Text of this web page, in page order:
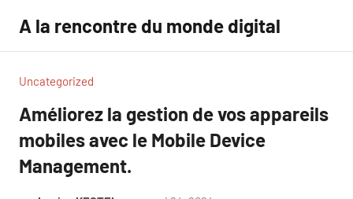
contenu
A la rencontre du monde digital
Uncategorized
Améliorez la gestion de vos appareils
mobiles avec le Mobile Device
Management.